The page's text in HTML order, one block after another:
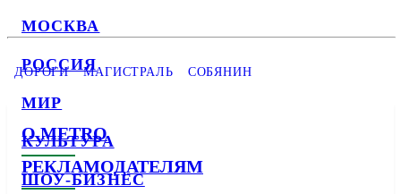
МОСКВА
РОССИЯ
МИР
КУЛЬТУРА
ШОУ-БИЗНЕС
ДОРОГИ МАГИСТРАЛЬ СОБЯНИН
О METRO
РЕКЛАМОДАТЕЛЯМ